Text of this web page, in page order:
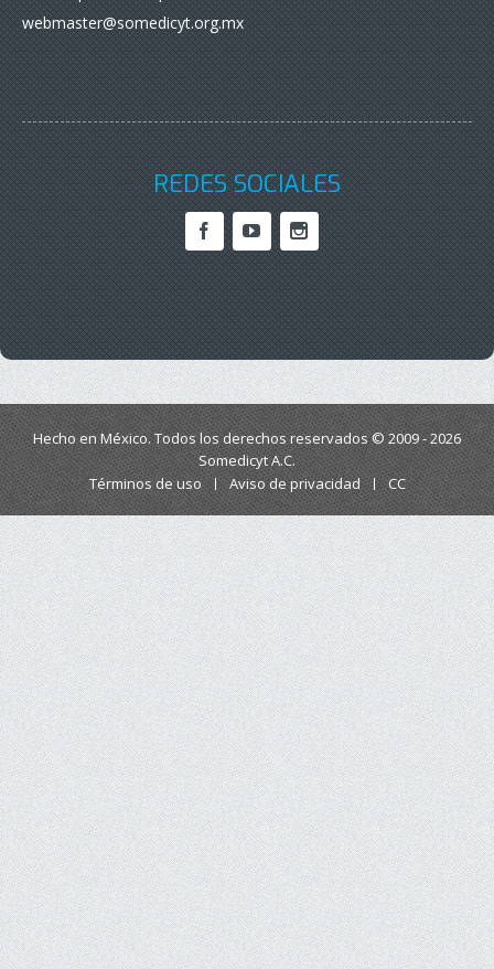
webmaster@somedicyt.org.mx
REDES SOCIALES
Hecho en México. Todos los derechos reservados © 2009 - 2026
Somedicyt A.C.
Términos de uso
Aviso de privacidad CC